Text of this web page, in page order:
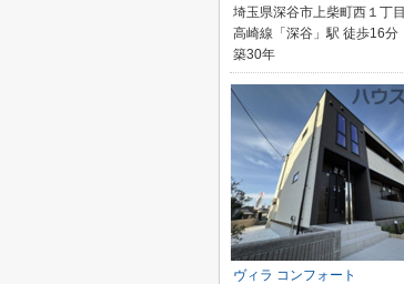
埼玉県深谷市上柴町西１丁目
高崎線「深谷」駅 徒歩16分
築30年
ヴィラ コンフォート